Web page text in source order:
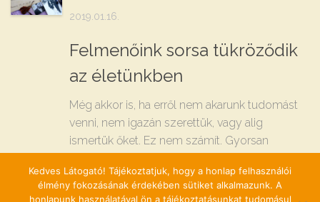
2019.01.16.
Felmenőink sorsa tükröződik
az életünkben
Még akkor is, ha erről nem akarunk tudomást
venni, nem igazán szerettük, vagy alig
ismertük őket. Ez nem számít. Gyorsan
hogyan éltek szüleink, nagyszüleink és más
felmenőink. Érdekes...
Kedves Látogató! Tájékoztatjuk, hogy a honlap felhasználói
élmény fokozásának érdekében sütiket alkalmazunk. A
honlapunk használatával ön a tájékoztatásunkat tudomásul